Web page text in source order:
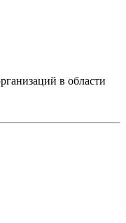
в области